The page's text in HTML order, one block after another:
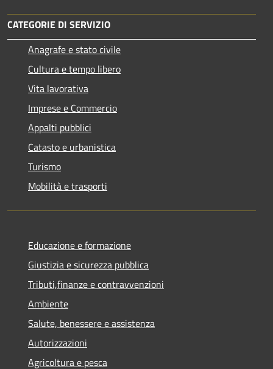
CATEGORIE DI SERVIZIO
Anagrafe e stato civile
Cultura e tempo libero
Vita lavorativa
Imprese e Commercio
Appalti pubblici
Catasto e urbanistica
Turismo
Mobilità e trasporti
Educazione e formazione
Giustizia e sicurezza pubblica
Tributi,finanze e contravvenzioni
Ambiente
Salute, benessere e assistenza
Autorizzazioni
Agricoltura e pesca